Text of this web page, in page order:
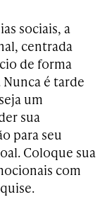
sociais, a
centrada
de forma
é tarde
um
sua
para seu
Coloque sua
com